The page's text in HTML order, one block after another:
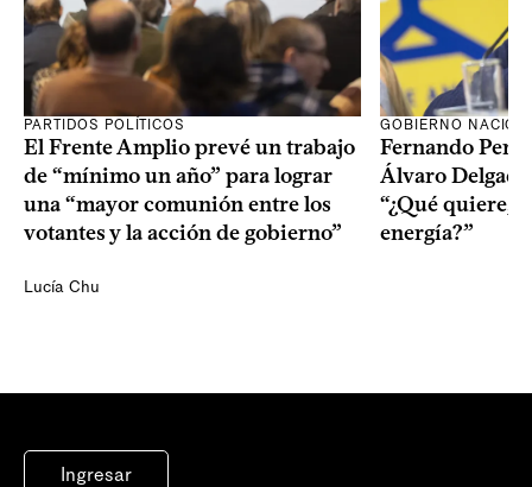
PARTIDOS POLÍTICOS
El Frente Amplio prevé un trabajo
de “mínimo un año” para lograr
una “mayor comunión entre los
votantes y la acción de gobierno”
Lucía Chu
GOBIERNO
Fernando
Álvaro
“¿Qué quiere,
energía?”
Ingresar